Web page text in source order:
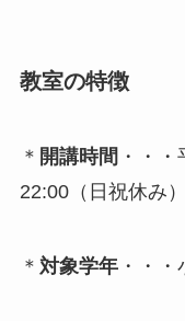
教室の特徴
＊ 開講時間 ・・
22:00（日祝休み）
＊ 対象学年・・・